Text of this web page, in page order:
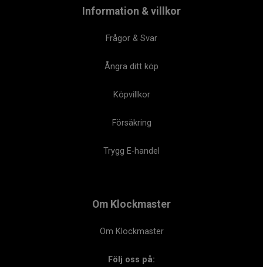
Information & villkor
Frågor & Svar
Ångra ditt köp
Köpvillkor
Försäkring
Trygg E-handel
Om Klockmaster
Om Klockmaster
Följ oss på: